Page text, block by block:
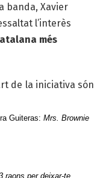
banda, Xavier
l’interès
més
de la iniciativa són
Guiteras: Mrs. Brownie
raons per deixar-te